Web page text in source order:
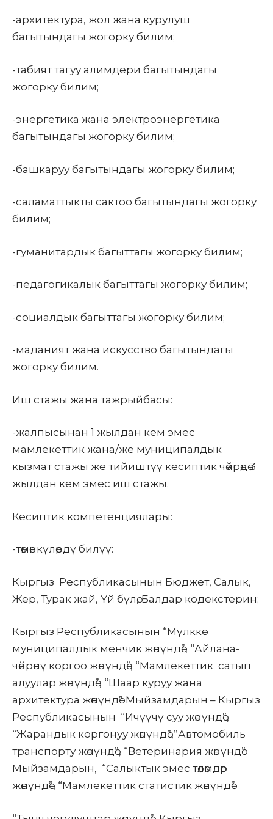
-архитектура, жол жана курулуш
багытындагы жогорку билим;
-табият тагуу алимдери багытындагы
жогорку билим;
-энергетика жана электроэнергетика
багытындагы жогорку билим;
-башкаруу багытындагы жогорку билим;
-саламаттыкты сактоо багытындагы жогорку
билим;
-гуманитардык багыттагы жогорку билим;
-педагогикалык багыттагы жогорку билим;
-социалдык багыттагы жогорку билим;
-маданият жана искусство багытындагы
жогорку билим.
Иш стажы жана тажрыйбасы:
-жалпысынан 1 жылдан кем эмес
мамлекеттик жана/же муниципалдык
кызмат стажы же тийиштүү кесиптик чөйрөдө 3
жылдан кем эмес иш стажы.
Кесиптик компетенциялары:
-төмөнкүлөрдү билүү:
Кыргыз Республикасынын Бюджет, Салык,
Жер, Турак жай, Үй бүлө, Балдар кодекстерин;
Кыргыз Республикасынын “Мүлккө
муниципалдык менчик жөнүндө”, “Айлана-
чөйрөнү коргоо жөнүндө”, “Мамлекеттик сатып
алуулар жөнүндө”, “Шаар куруу жана
архитектура жөнүндө” Мыйзамдарын – Кыргыз
Республикасынын “Ичүүчү суу жөнүндө”,
“Жарандык коргонуу жөнүндө”,”Автомобиль
транспорту жөнүндө”, “Ветеринария жөнүндө”
Мыйзамдарын, “Салыктык эмес төлөмдөр
жөнүндө”, “Мамлекеттик статистик жөнүндө”.